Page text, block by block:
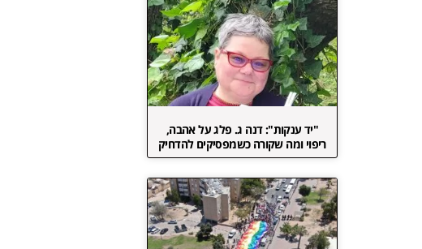
"יד ענקות": דנה ג. פלג על אהבה,
ריפוי ומה שקורה כשמפסיקים להדחיק